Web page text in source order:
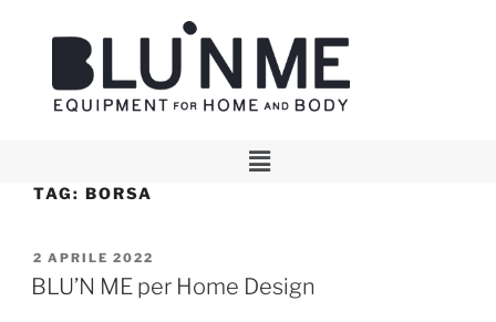
TAG: BORSA
2 APRILE 2022
BLU’N ME per Home Design